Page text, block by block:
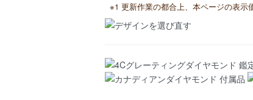
※1 更新作業の都合上、本ページの表示